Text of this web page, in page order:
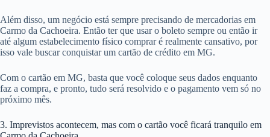
Além disso, um negócio está sempre precisando de mercadorias em
Carmo da Cachoeira. Então ter que usar o boleto sempre ou então ir
até algum estabelecimento físico comprar é realmente cansativo, por
isso vale buscar conquistar um cartão de crédito em MG.
Com o cartão em MG, basta que você coloque seus dados enquanto
faz a compra, e pronto, tudo será resolvido e o pagamento vem só no
próximo mês.
3. Imprevistos acontecem, mas com o cartão você ficará tranquilo em